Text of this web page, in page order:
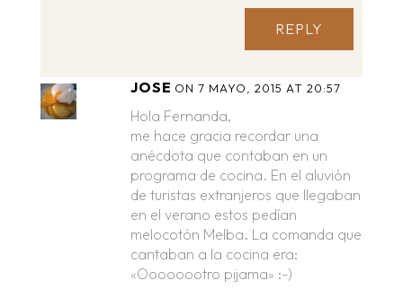
REPLY
JOSE ON 7 MAYO, 2015 AT 20:57
Hola Fernanda,
me hace gracia recordar una
anécdota que contaban en un
programa de cocina. En el aluvión
de turistas extranjeros que llegaban
en el verano estos pedían
melocotón Melba. La comanda que
cantaban a la cocina era:
«Oooooootro pijama» :-)